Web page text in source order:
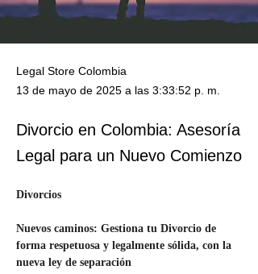
Legal Store Colombia
13 de mayo de 2025 a las 3:33:52 p. m.
Divorcio en Colombia: Asesoría
Legal para un Nuevo Comienzo
Divorcios
Nuevos caminos: Gestiona tu Divorcio de
forma respetuosa y legalmente sólida, con la
nueva ley de separación